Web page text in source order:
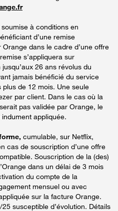
à conditions en
d’une remise
dans le cadre d’une offre
s’appliquera sur
26 ans révolus du
jamais bénéficié du service
plus de 12 mois. Une seule
par client. Dans le cas où la
pas validée par Orange, le
appliquée.
cumulable, sur Netflix,
cas de souscription d’une offre
Souscription de la (des)
dans un délai de 3 mois
du compte de la
mensuel ou avec
sur la facture Orange.
susceptible d’évolution. Détails